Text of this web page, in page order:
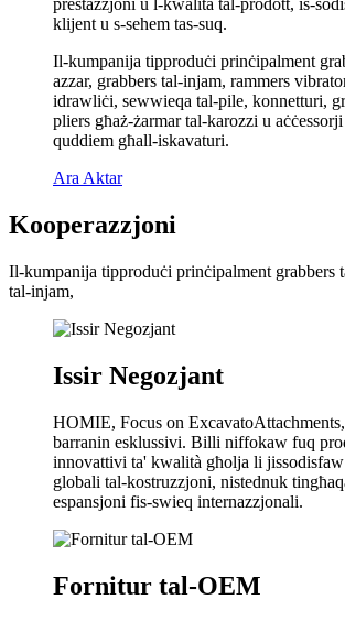
prestazzjoni u l-kwalità tal-prodott, is-
klijent u s-sehem tas-suq.
Il-kumpanija tipproduċi prinċipalment
azzar, grabbers tal-injam, rammers
idrawliċi, sewwieqa tal-pile, konnetturi,
pliers għaż-żarmar tal-karozzi u
quddiem għall-iskavaturi.
Ara Aktar
Kooperazzjoni
Il-kumpanija tipproduċi prinċipalment grabbers
tal-injam,
Issir Negozjant
HOMIE, Focus on
barranin esklussivi. Billi niffokaw fuq
innovattivi ta' kwalità għolja li
globali tal-kostruzzjoni, nistednuk
espansjoni fis-swieq internazzjonali.
Fornitur tal-OEM